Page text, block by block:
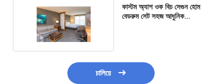
কাস্টম অ্যাশ ওক বিচ সেগুন হোম
বেডরুম সেট সহজ আধুনিক
চালিয়ে